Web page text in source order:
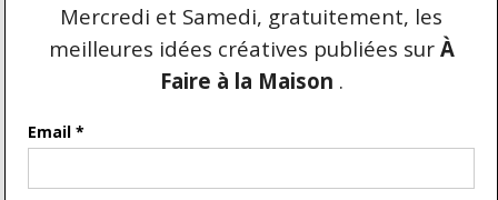
REPRODUCTION ET DROIT D'AUTEUR
AFAIREALAMAISON.COM © 2021 TOUS DROITS
RÉSERVÉS. AUCUNE COPIE DU CONTENU N'EST
AUTORISÉE